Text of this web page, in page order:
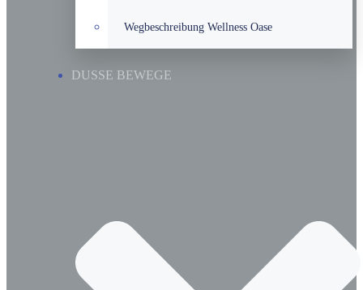
Wegbeschreibung Wellness Oase
DUSSE BEWEGE